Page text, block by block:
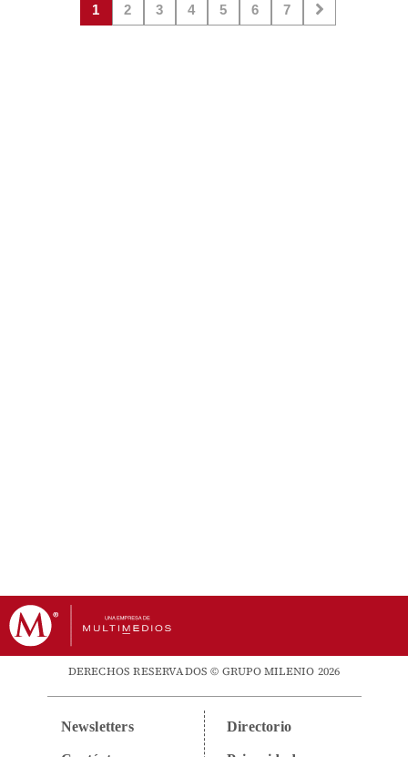
1 2 3 4 5 6 7
DERECHOS RESERVADOS © GRUPO MILENIO 2026
Newsletters Directorio